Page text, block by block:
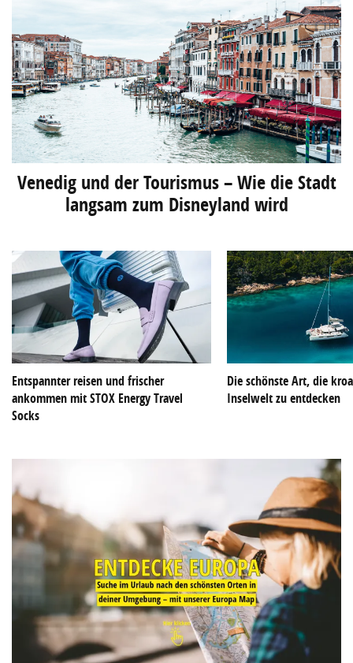
Venedig und der Tourismus – Wie die Stadt
langsam zum Disneyland wird
Entspannter reisen und frischer
ankommen mit STOX Energy Travel
Socks
Die schönste Art, die
Inselwelt zu entdecken